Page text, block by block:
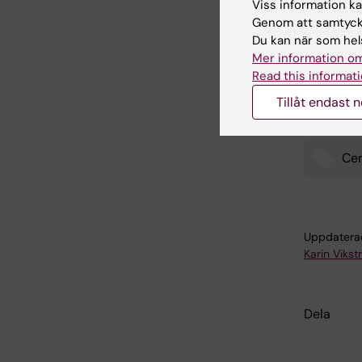
M, Moen
J Clin
Karin
Dela
Viss information
Genom att
Du kan när som
Mer information
Read this
Tillåt endast